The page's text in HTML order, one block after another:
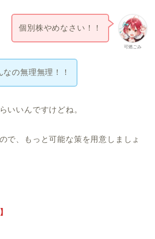
可燃ごみ
個別株やめなさい！！
なの無理無理！！
いいんですけどね。
で、もっと可能な策を用意しましょ